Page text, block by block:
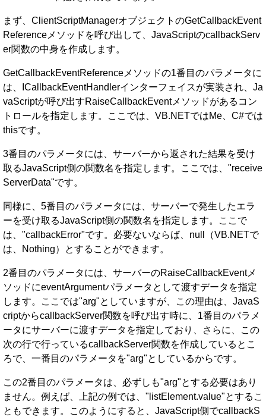
まず、ClientScriptManagerオブジェクトのGetCallbackEvent
Referenceメソッドを呼び出して、JavaScriptのcallbackServ
er関数の中身を作成します。
GetCallbackEventReferenceメソッドの1番目のパラメータに
は、ICallbackEventHandlerインターフェイスが実装され、Ja
vaScriptが呼び出すRaiseCallbackEventメソッドがあるコン
トロールを指定します。ここでは、VB.NETではMe、C#では
thisです。
3番目のパラメータには、サーバーから返された結果を受け
取るJavaScript側の関数名を指定します。ここでは、"receive
ServerData"です。
同様に、5番目のパラメータには、サーバーで発生したエラ
ーを受け取るJavaScript側の関数名を指定します。ここで
は、"callbackError"です。必要ないならば、null（VB.NETで
は、Nothing）とすることができます。
2番目のパラメータには、サーバーのRaiseCallbackEventメ
ソッドにeventArgumentパラメータとして渡すデータを指定
します。ここでは"arg"としていますが、この理由は、JavaS
criptからcallbackServer関数を呼び出す時に、1番目のパラメ
ータにサーバーに渡すデータを指定しており、さらに、この
次の行で行っているcallbackServer関数を作成しているとこ
ろで、一番目のパラメータを"arg"としているからです。
この2番目のパラメータは、必ずしも"arg"とする必要はあり
ません。例えば、上記の例では、"listElement.value"とするこ
ともできます。このようにすると、JavaScript側でcallbackS